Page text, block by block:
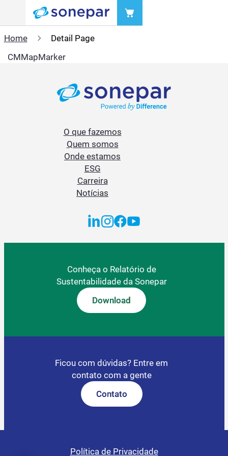
Home
Detail Page
CMMapMarker
O que fazemos
Quem somos
Onde estamos
ESG
Carreira
Notícias
Conheça o Relatório de
Sustentabilidade da Sonepar
Download
Ficou com dúvidas? Entre em
contato com a gente
Contato
Política de Privacidade